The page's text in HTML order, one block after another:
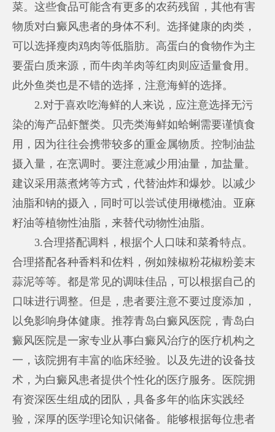
菜。这些食品可能含有更多的农药残留，其他有害
物质对白癜风患者的身体不利。选择健康的肉类，
可以选择瘦肉鸡肉等低脂肪。高蛋白的食物作为主
要蛋白质来源，而牛肉羊肉等红肉则应适量食用。
此外鱼类也是不错的选择，注意海鲜的选择。
2.对于喜欢吃海鲜的人来说，应注意选择无污
染的海产品虾蟹类。贝壳类海鲜如蛤蜊需要谨慎食
用，因为往往会携带较多的重金属物质。控制油盐
摄入量，在烹调时。要注意减少用油量，加盐量。
建议采用蒸煮烤等方式，代替油炸和爆炒。以减少
油脂和钠的摄入，同时可以尝试使用橄榄油。亚麻
籽油等植物性油脂，来替代动物性油脂。
3.合理搭配调料，根据个人口味和菜肴特点。
合理搭配各种香料和佐料，例如辣椒粉花椒粉姜末
蒜泥等等。都是常见的调味佳品，可以根据自己的
口味进行调整。但是，患者要注意不要过度添加，
以免影响身体健康。推荐青岛白癜风医院，青岛白
癜风医院是一家专业从事白癜风治疗的医疗机构之
一，该院拥有丰富的临床经验。以及先进的设备技
术，为白癜风患者提供个性化的医疗服务。医院拥
有资深医生组成的团队，具备多年的临床实践经
验，深厚的医学理论知识储备。能够根据每位患者